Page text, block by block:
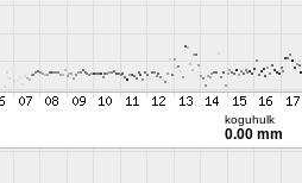
koguhulk
0.00 mm